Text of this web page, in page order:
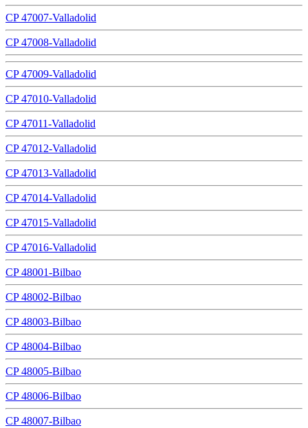
CP 47007-Valladolid
CP 47008-Valladolid
CP 47009-Valladolid
CP 47010-Valladolid
CP 47011-Valladolid
CP 47012-Valladolid
CP 47013-Valladolid
CP 47014-Valladolid
CP 47015-Valladolid
CP 47016-Valladolid
CP 48001-Bilbao
CP 48002-Bilbao
CP 48003-Bilbao
CP 48004-Bilbao
CP 48005-Bilbao
CP 48006-Bilbao
CP 48007-Bilbao